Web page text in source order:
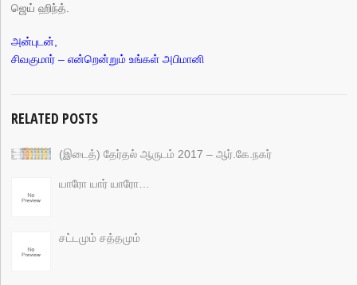
ஜெய் ஹிந்த்.
அன்புடன்,
சிவகுமார் – என்றென்றும் உங்கள் அபிமானி
RELATED POSTS
(இடைத்) தேர்தல் ஆருடம் 2017 – ஆர்.கே.நகர்
யாரோ யார் யாரோ…
சட்டமும் சத்தமும்